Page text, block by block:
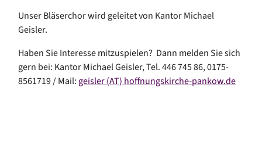
Unser Bläserchor wird geleitet von Kantor Michael
Geisler.
Haben Sie Interesse mitzuspielen? Dann melden Sie sich
gern bei: Kantor Michael Geisler, Tel. 446 745 86, 0175-
8561719 / Mail:geisler (AT) hoffnungskirche-pankow.de